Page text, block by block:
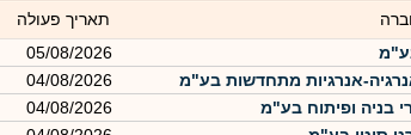
תאריך פעולה
05/08/2026
אנרגיות מתחדשות בע"מ 04/08/2026
בניה ופיתוח בע"מ 04/08/2026